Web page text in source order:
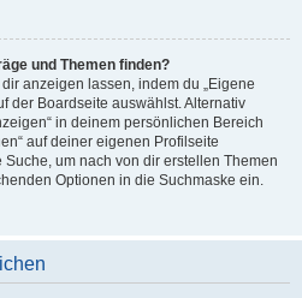
und Themen finden?
anzeigen lassen, indem du „Eigene
der Boardseite auswählst. Alternativ
in deinem persönlichen Bereich
auf deiner eigenen Profilseite
um nach von dir erstellen Themen
Optionen in die Suchmaske ein.